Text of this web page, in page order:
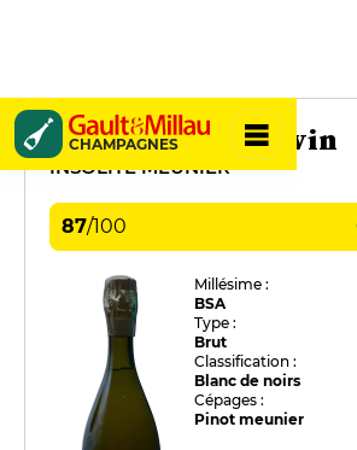
CHAMPAGNES
Thévenet - Delouvin
INSOLITE MEUNIER
87/100
Millésime :
BSA
Type :
Brut
Classification :
Blanc de noirs
Cépages :
Pinot meunier